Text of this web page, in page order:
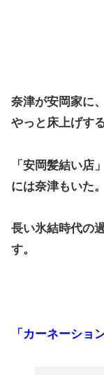
奈津が安岡家に
やっと床上げす
「安岡髪結い店
には奈津もいた。
長い氷結時代の
す。
「カーネーショ